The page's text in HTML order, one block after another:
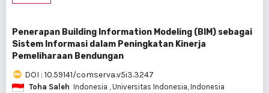
Penerapan Building Information Modeling (BIM) sebagai
Sistem Informasi dalam Peningkatan Kinerja
Pemeliharaan Bendungan
DOI : 10.59141/comserva.v5i3.3247
Toha Saleh Indonesia , Universitas Indonesia, Indonesia